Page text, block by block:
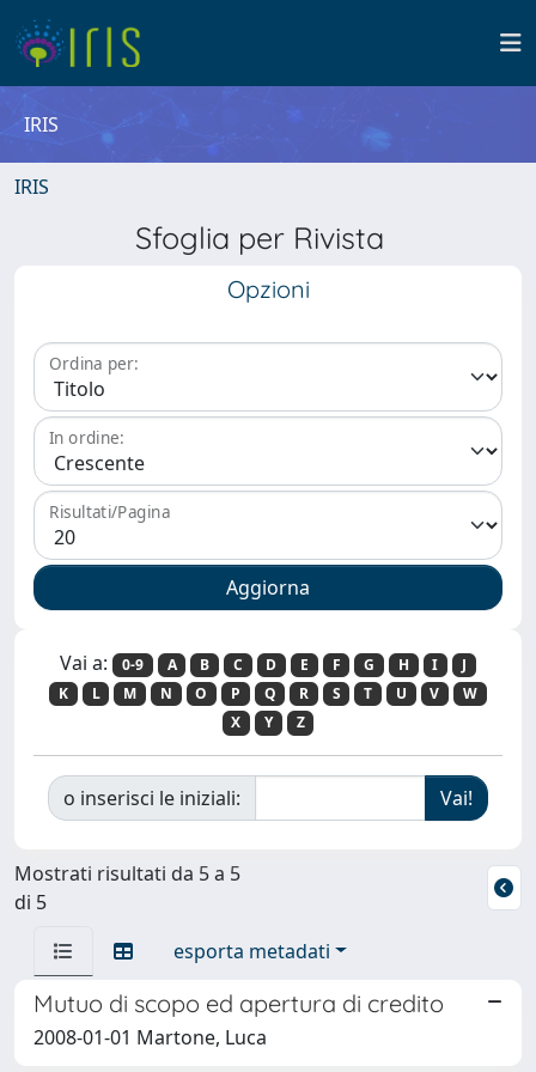
IRIS
IRIS
Sfoglia per Rivista
Opzioni
Ordina per:
In ordine:
Risultati/Pagina
Vai a: 0-9 A B C D E F G H I
J
K
L M N O P Q R S T U V
W
X
Y Z
o inserisci le iniziali:
Mostrati risultati da 5 a 5
di 5
esporta metadati
Mutuo di scopo ed apertura di credito
2008-01-01 Martone, Luca